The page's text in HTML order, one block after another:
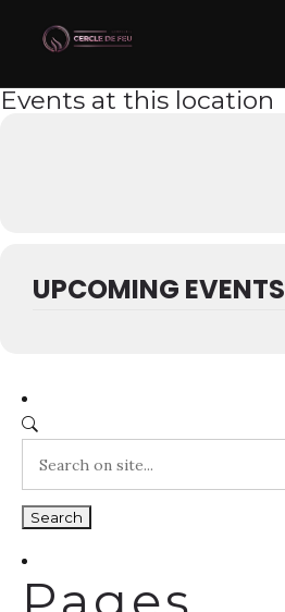
Events at this location
UPCOMING EVENTS